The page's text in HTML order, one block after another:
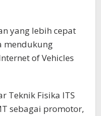
yang lebih cepat
mendukung
of Vehicles
Teknik Fisika ITS
sebagai promotor,